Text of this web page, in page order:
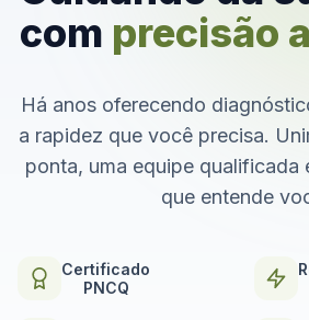
com precisão
Há anos oferecendo
a rapidez que você precisa.
ponta, uma equipe qualificada
que entende
Certificado
PNCQ